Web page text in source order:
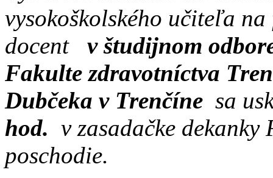
vysokoškolského učiteľa na
docent
v študijnom
Fakulte zdravotníctva
Dubčeka v Trenčíne sa
hod. v zasadačke
poschodie.